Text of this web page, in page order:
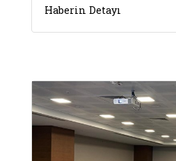
Haberin Detayı